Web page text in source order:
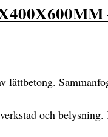
lättbetong.
och